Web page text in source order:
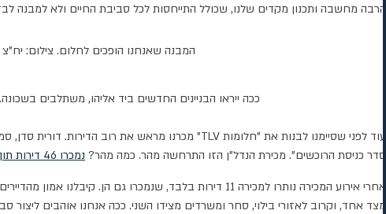
הרבה מחשבה ותכנון מקדים שלנו, שכולל התייחסות לכל סביבת החיים ולא למבנה
המבנה שאנחנו הופכים לחלום. צילום: יח"צ
ככה ייראו הבניינים החדשים ביד אליהו, משתלבים
סדר כניסת הרוכשים". מכירת הנדל"ן הזו התרחשה מהר. כמה מהר? נמכרו 46 דירות תוך 45 דקות
אחרי אירוע המכירה נותרו למכירה 11 דירות בלבד,
מצד אחד, וקרוב לאזורי בילוי, סחר ומשרדים מצידו השני. ככה אנחנו אוהבים